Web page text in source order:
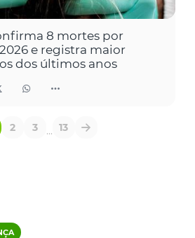
8 mortes por
e registra maior
dos últimos anos
2 3 ... 13